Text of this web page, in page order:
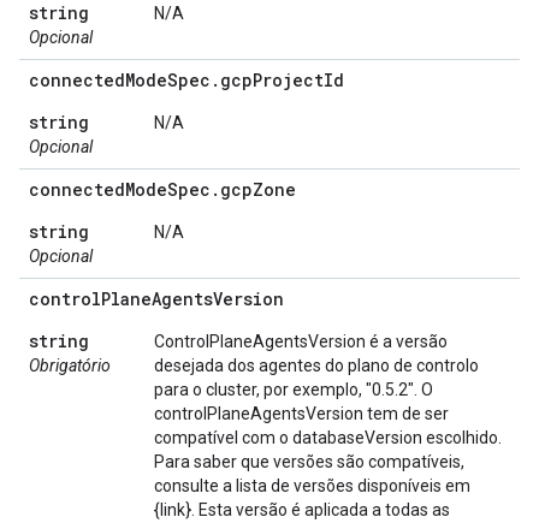
string
Opcional
N/A
connectedModeSpec . gcpProjectId
string
Opcional
N/A
connectedModeSpec . gcpZone
string
Opcional
N/A
controlPlaneAgentsVersion
string
Obrigatório
ControlPlaneAgentsVersion é a versão
desejada dos agentes do plano de controlo
para o cluster, por exemplo, "0.5.2". O
controlPlaneAgentsVersion tem de ser
compatível com o databaseVersion escolhido.
Para saber que versões são compatíveis,
consulte a lista de versões disponíveis em
{link}. Esta versão é aplicada a todas as